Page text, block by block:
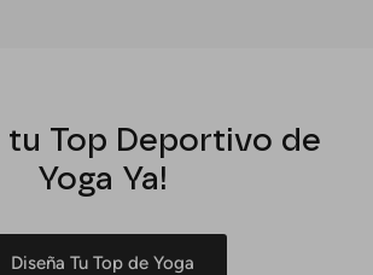
tu Top Deportivo de
Yoga Ya!
Diseña Tu Top de Yoga